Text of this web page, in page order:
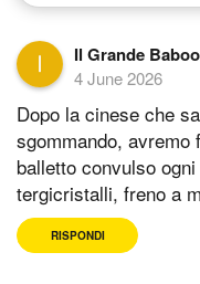
Il Grande
4 June 2026
Dopo la cinese che
sgommando, avremo
balletto convulso
tergicristalli, freno a
RISPONDI